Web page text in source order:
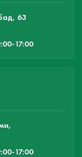
63
17:00
17:00